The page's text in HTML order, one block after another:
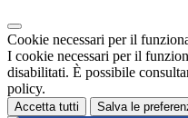
Cookie necessari per il
I cookie necessari per il
disabilitati. È possibile
policy.
Accetta tutti Salva le